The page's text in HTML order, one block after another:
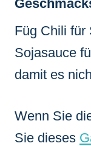
Füg Chili für
Sojasauce
damit es
Wenn Sie
Sie dieses